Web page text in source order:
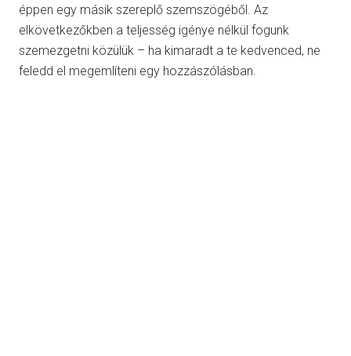
éppen egy másik szereplő szemszögéből. Az
elkövetkezőkben a teljesség igénye nélkül fogunk
szemezgetni közülük – ha kimaradt a te kedvenced, ne
feledd el megemlíteni egy hozzászólásban.